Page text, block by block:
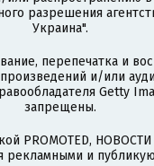
разрешения
Украина".
перепечатка и
и/или
Getty
запрещены.
PROMOTED,
и